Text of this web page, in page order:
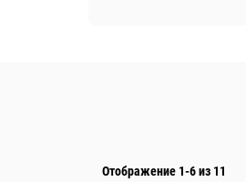
Отображение 1-6 из 11